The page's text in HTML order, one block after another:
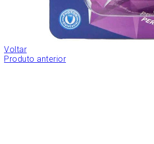
Voltar
Produto anterior